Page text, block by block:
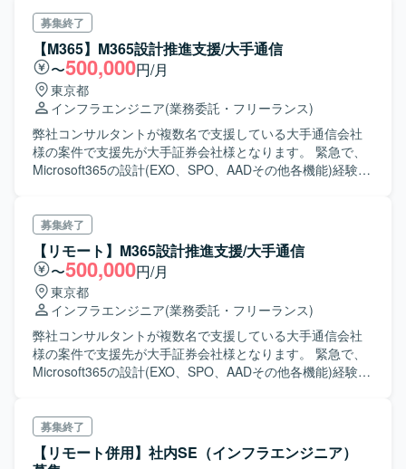
募集終了
【M365】M365設計推進支援/大手通信
〜500,000円/月
東京都
インフラエンジニア(業務委託・フリーランス)
弊社コンサルタントが複数名で支援している大手通信会社
様の案件で支援先が大手証券会社様となります。 緊急で、
Microsoft365の設計(EXO、SPO、AADその他各機能)経験者
す
募集終了
【リモート】M365設計推進支援/大手通信
〜500,000円/月
東京都
インフラエンジニア(業務委託・フリーランス)
弊社コンサルタントが複数名で支援している大手通信会社
様の案件で支援先が大手証券会社様となります。 緊急で、
Microsoft365の設計(EXO、SPO、AADその他各機能)経験者
す。
募集終了
【リモート併用】社内SE（インフラエンジニア）